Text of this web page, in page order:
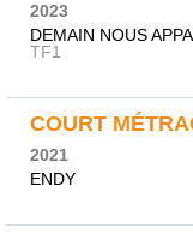
2023
DEMAIN NOUS
TF1
COURT
2021
ENDY